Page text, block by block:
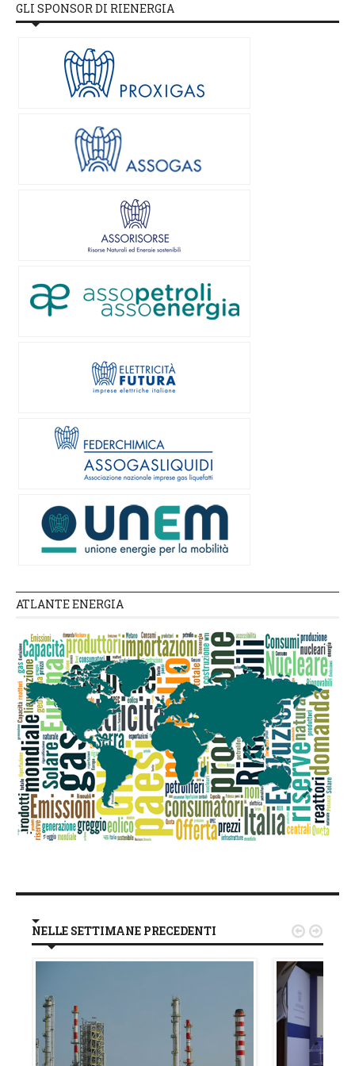
GLI SPONSOR DI RIENERGIA
ATLANTE ENERGIA
NELLE SETTIMANE PRECEDENTI  